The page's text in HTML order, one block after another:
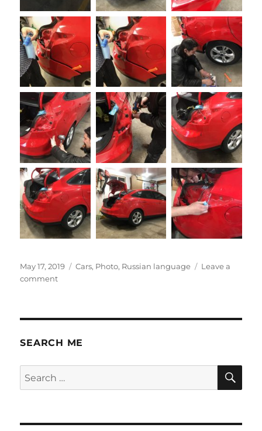
Posted
on
May 17, 2019 Categories
Cars, Photo, Russian language
Leave a
commenton
SEARCH ME
Search
for: